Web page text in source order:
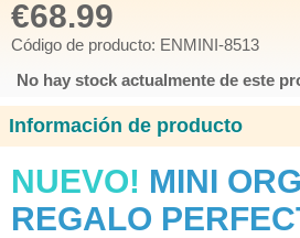
€68.99
Código de producto: ENMINI-8513
No hay stock actualmente de este
Información de producto
NUEVO! MINI
REGALO